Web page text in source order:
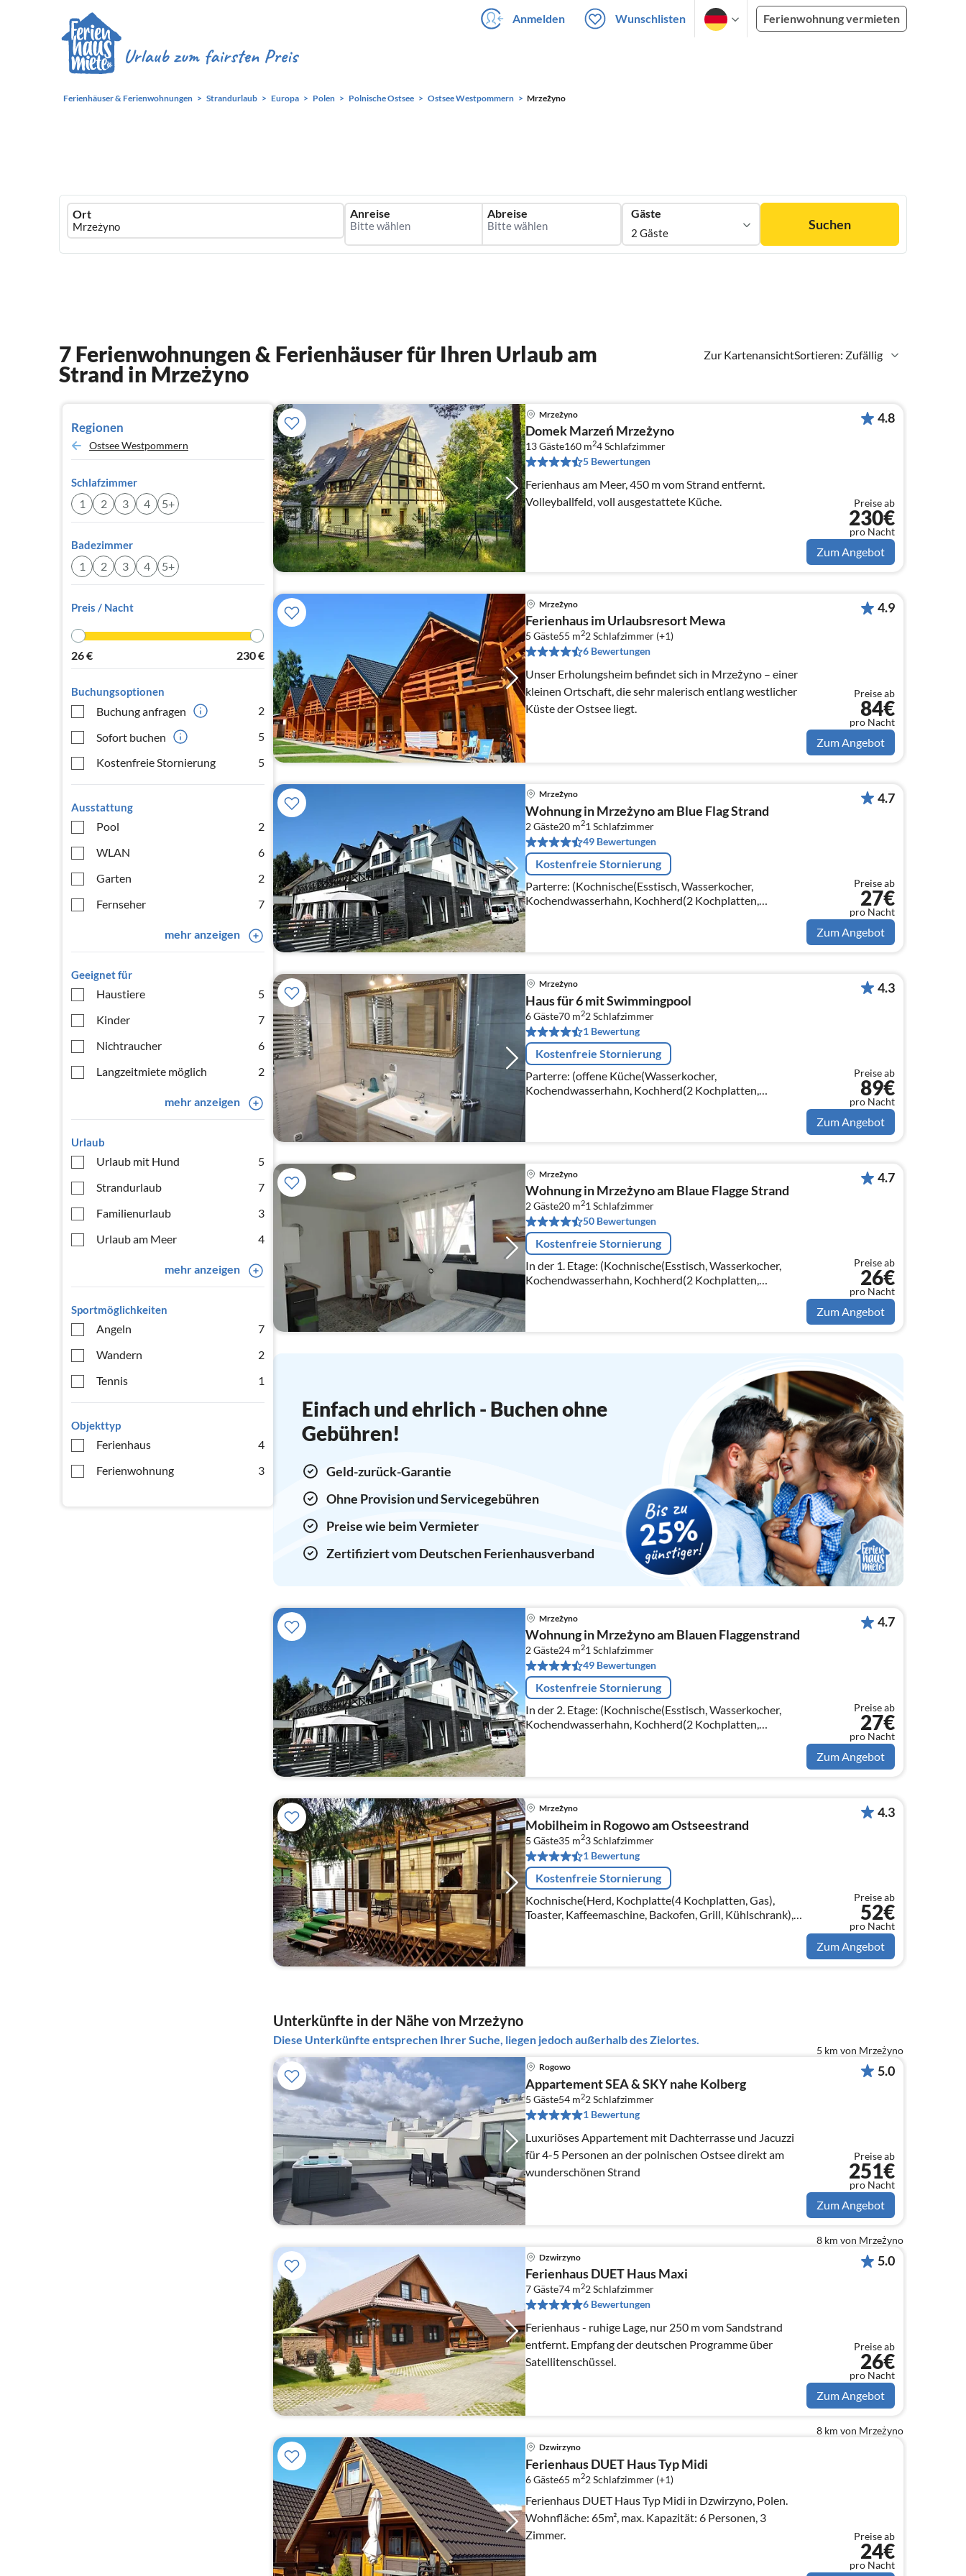
Anmelden Wunschlisten Ferienwohnung vermieten
Ferienhäuser & Ferienwohnungen Strandurlaub Europa Polen Polnische Ostsee Ostsee Westpommern Mrzeżyno
Ferienhausmiete
logo
Ort Anreise Abreise Gäste
2 Gäste
Suchen
Zur KartenansichtSortieren: Zufällig
7 Ferienwohnungen & Ferienhäuser für Ihren Urlaub am
Strand in Mrzeżyno
Regionen
Ostsee Westpommern
Schlafzimmer
1 2 3 4 5+
Badezimmer
1 2 3 4 5+
Preis / Nacht
26€ 230€
Buchungsoptionen
Buchung anfragen
2
Sofort buchen
5
Kostenfreie Stornierung
5
Ausstattung
Pool
2
WLAN
6
Garten
2
Fernseher
7
mehr anzeigen
Geeignet für
Haustiere
5
Kinder
7
Nichtraucher
6
Langzeitmiete möglich
2
mehr anzeigen
Urlaub
Urlaub mit Hund
5
Strandurlaub
7
Familienurlaub
3
Urlaub am Meer
4
mehr anzeigen
Sportmöglichkeiten
Angeln
7
Wandern
2
Tennis
1
Objekttyp
Ferienhaus
4
Ferienwohnung
3
Mrzeżyno
Domek Marzeń Mrzeżyno
13 Gäste160 m24Schlafzimmer
5 Bewertungen
Ferienhaus am Meer, 450 m vom Strand entfernt.
Volleyballfeld, voll ausgestattete Küche.
4.8
Preise ab
230€
pro Nacht
Zum Angebot
Mrzeżyno
Ferienhaus im Urlaubsresort Mewa
5 Gäste55 m22Schlafzimmer (+1)
6 Bewertungen
Unser Erholungsheim befindet sich in Mrzeżyno – einer
kleinen Ortschaft, die sehr malerisch entlang westlicher
Küste der Ostsee liegt.
4.9
Preise ab
84€
pro Nacht
Zum Angebot
Mrzeżyno
Wohnung in Mrzeżyno am Blue Flag Strand
2 Gäste20 m21 Schlafzimmer
49 Bewertungen
Kostenfreie Stornierung
Parterre: (Kochnische(Esstisch, Wasserkocher,
Kochendwasserhahn, Kochherd(2 Kochplatten,
elektrisch), Kaffeemaschine, Kühl-/Gefrierkombination)
4.7
Preise ab
27€
pro Nacht
Zum Angebot
Mrzeżyno
Haus für 6 mit Swimmingpool
6 Gäste70 m22Schlafzimmer
1 Bewertung
Kostenfreie Stornierung
Parterre: (offene Küche(Wasserkocher,
Kochendwasserhahn, Kochherd(2 Kochplatten,
elektrisch), Espressomaschine, Kühlschrank),
4.3
Preise ab
89€
pro Nacht
Zum Angebot
Mrzeżyno
Wohnung in Mrzeżyno am Blaue Flagge Strand
2 Gäste20 m21 Schlafzimmer
50 Bewertungen
Kostenfreie Stornierung
In der 1. Etage: (Kochnische(Esstisch, Wasserkocher,
Kochendwasserhahn, Kochherd(2 Kochplatten,
4.7
Preise ab
26€
pro Nacht
Zum Angebot
Einfach und ehrlich - Buchen ohne
Gebühren!
Geld-zurück-Garantie
Ohne Provision und Servicegebühren
Preise wie beim Vermieter
Zertifiziert vom Deutschen Ferienhausverband
Mrzeżyno
Wohnung in Mrzeżyno am Blauen Flaggenstrand
2 Gäste24 m21Schlafzimmer
49 Bewertungen
Kostenfreie Stornierung
In der 2. Etage: (Kochnische(Esstisch, Wasserkocher,
Kochendwasserhahn, Kochherd(2 Kochplatten,
elektrisch), Kaffeemaschine, Kühl-/Gefrierkombination)
4.7
Preise ab
27€
pro Nacht
Zum Angebot
Mrzeżyno
Mobilheim in Rogowo am Ostseestrand
5 Gäste35 m23Schlafzimmer
1 Bewertung
Kostenfreie Stornierung
Kochnische(Herd, Kochplatte(4 Kochplatten, Gas),
Toaster, Kaffeemaschine, Backofen, Grill, Kühlschrank),
Wohn/Esszimmer(TV(Satellit, Deutsch Fernsehsender),
4.3
Preise ab
52€
pro Nacht
Zum Angebot
Unterkünfte in der Nähe von Mrzeżyno
Diese Unterkünfte entsprechen Ihrer Suche, liegen jedoch außerhalb des Zielortes.
5 km von Mrzeżyno
Rogowo
Appartement SEA & SKY nahe Kolberg
5 Gäste54 m22Schlafzimmer
1 Bewertung
Luxuriöses Appartement mit Dachterrasse und Jacuzzi
für 4-5 Personen an der polnischen Ostsee direkt am
wunderschönen Strand
5.0
Preise ab
251€
pro Nacht
Zum Angebot
8 km von Mrzeżyno
Dzwirzyno
Ferienhaus DUET Haus Maxi
7 Gäste74 m22Schlafzimmer
6 Bewertungen
Ferienhaus - ruhige Lage, nur 250 m vom Sandstrand
entfernt. Empfang der deutschen Programme über
Satellitenschüssel.
5.0
Preise ab
26€
pro Nacht
Zum Angebot
8 km von Mrzeżyno
Dzwirzyno
Ferienhaus DUET Haus Typ Midi
6 Gäste65 m22Schlafzimmer (+1)
Ferienhaus DUET Haus Typ Midi in Dzwirzyno, Polen.
Wohnfläche: 65m², max. Kapazität: 6 Personen, 3
Zimmer.
Preise ab
24€
pro Nacht